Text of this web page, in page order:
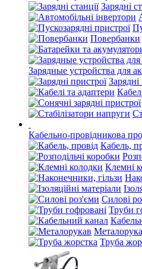
Зарядні
Повербанки
Зарядные устройства для
Зарядні
Кабельно-провідникова
Кабель,
Клемні
Силові
Труби
Труба